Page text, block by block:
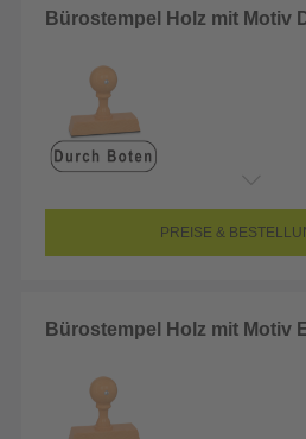
Bürostempel Holz mit Motiv
PREISE &
Bürostempel Holz mit Motiv